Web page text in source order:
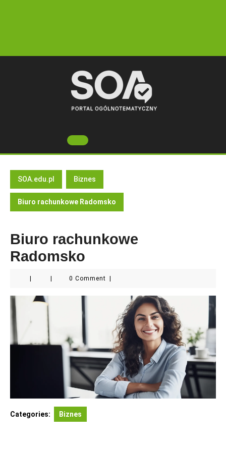
Open
Button
SOA.edu.pl Biznes
Biuro rachunkowe Radomsko
Biuro rachunkowe
Radomsko
0 Comment
Categories: Biznes